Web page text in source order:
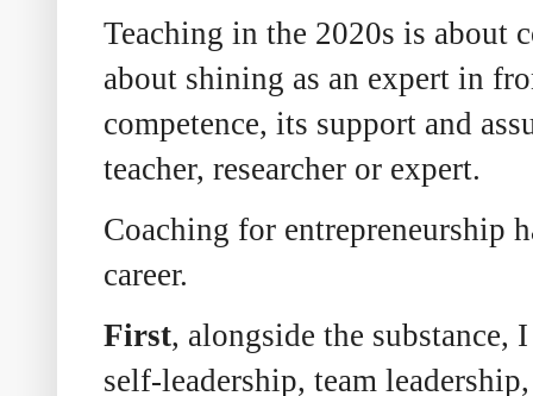
Teaching in the 2020s is about
about shining as an expert in
competence, its support and
teacher, researcher or expert.
Coaching for entrepreneurship
career.
First, alongside the
self-leadership, team